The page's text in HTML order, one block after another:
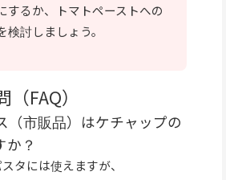
するか、トマトペーストへの
検討しましょう。
FAQ）
（市販品）はケチャップの
か？
タには使えますが、